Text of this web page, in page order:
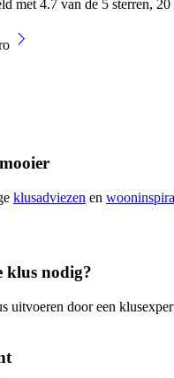
met 4.7 van de 5 sterren,
klusadviezen en
nodig?
uitvoeren door een